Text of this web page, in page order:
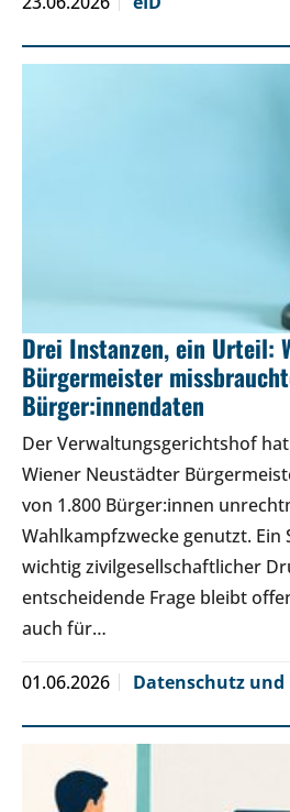
Drei Instanzen, ein Urteil:
Bürgermeister
Bürger:innendaten
Der Verwaltungsgerichtshof
Wiener Neustädter
von 1.800 Bürger:innen
Wahlkampfzwecke genutzt. Ein
wichtig zivilgesellschaftlicher
entscheidende Frage bleibt
auch für…
01.06.2026 Datenschutz